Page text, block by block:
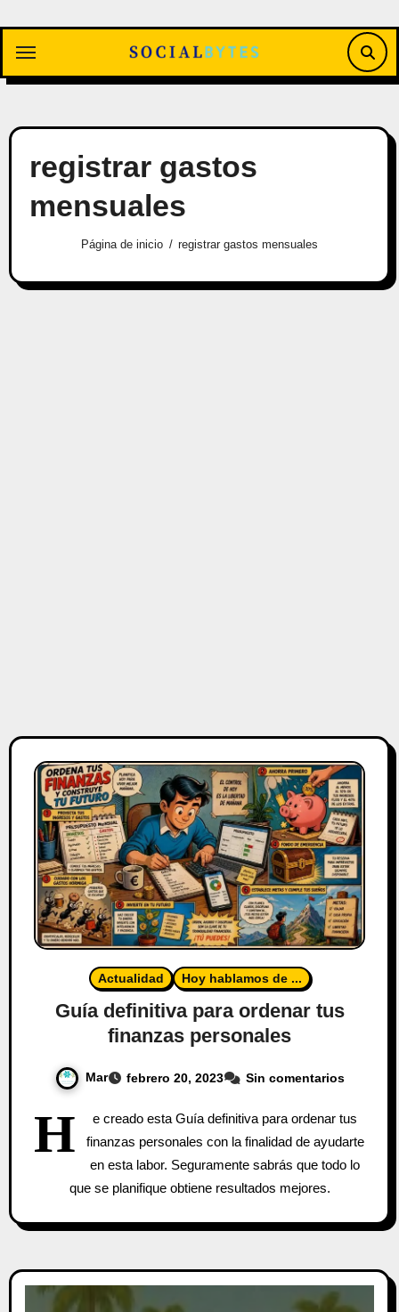
contenido
registrar gastos
mensuales
Página de inicio registrar gastos mensuales
Actualidad Hoy hablamos de ...
Guía definitiva para ordenar tus
finanzas personales
Mar febrero 20, 2023 Sin comentarios
H
e creado esta Guía definitiva para ordenar tus
finanzas personales con la finalidad de ayudarte
en esta labor. Seguramente sabrás que todo lo
que se planifique obtiene resultados mejores.